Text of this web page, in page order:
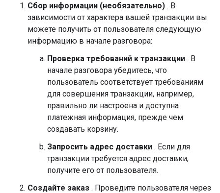
Сбор информации (необязательно) . В
зависимости от характера вашей транзакции вы
можете получить от пользователя следующую
информацию в начале разговора:
Проверка требований к транзакции . В
начале разговора убедитесь, что
пользователь соответствует требованиям
для совершения транзакции, например,
правильно ли настроена и доступна
платежная информация, прежде чем
создавать корзину.
Запросить адрес доставки . Если для
транзакции требуется адрес доставки,
получите его от пользователя.
Создайте заказ . Проведите пользователя через